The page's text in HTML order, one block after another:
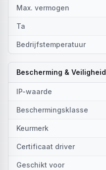
Max. vermogen
Ta
Bedrijfstemperatuur
Bescherming & Veiligheid
IP-waarde
Beschermingsklasse
Keurmerk
Certificaat driver
Geschikt voor